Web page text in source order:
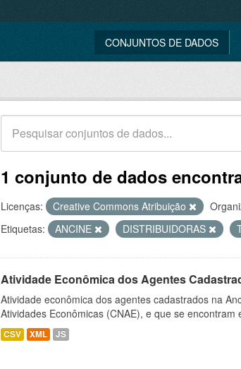
CONJUNTOS DE DADOS
1 conjunto de dados
Licenças: Creative Commons Atribuição
Etiquetas:
ANCINE DISTRIBUIDORAS
Atividade Econômica dos Agentes
Atividade econômica dos agentes cadastrados na
Atividades Econômicas (CNAE), e que se encontram
CSV XML JS